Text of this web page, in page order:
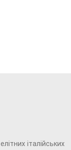
італійських